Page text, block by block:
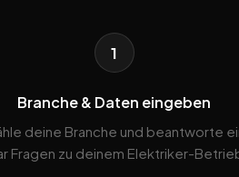
1
Branche & Daten eingeben
deine Branche und beantworte
Fragen zu deinem Elektriker-